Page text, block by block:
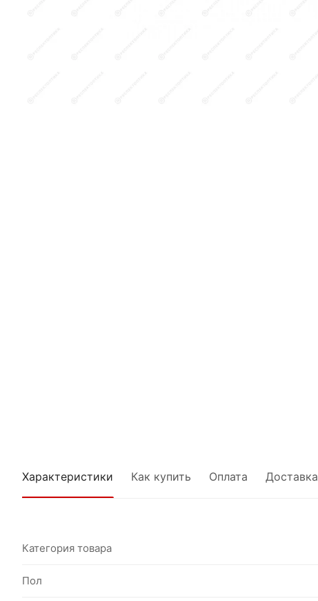
Характеристики Как купить Оплата Доставка
Категория товара
Пол